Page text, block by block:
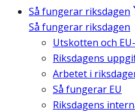
Så fungerar riksdagen
Så fungerar riksdagen
Utskotten och
Riksdagens
Arbetet i
Så fungerar EU
Riksdagens